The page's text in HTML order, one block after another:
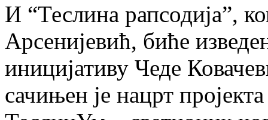
И “Теслина рапсодија”,
Арсенијевић, биће
иницијативу Чеде
сачињен је нацрт